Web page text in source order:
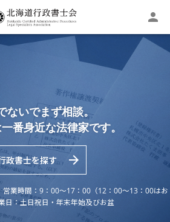

行政書士会事務局
：00（12：00～13：00はお昼休
み）
日・年末年始及びお盆
ないでまず相談。
番身近な法律家です。
政書士を探す 
時間：9：00～17：00（12：00～13：00はお
日：土日祝日・年末年始及びお盆
hokkaidogyosei
ページ 
や最新情報更新中！
行政書士の魅力を語る！
ビュー動画はこちら
時間：9：00～17：00（12：00～13：00はお
日：土日祝日・年末年始及びお盆
知らせ 毎月第2木曜日
日 時
前10時30分～午後1時／午後1時～4時
会 場
店一条館9階 札幌総合行政相談所
の必要はありません。
どうぞご利用ください。
時間：9：00～17：00（12：00～13：00はお